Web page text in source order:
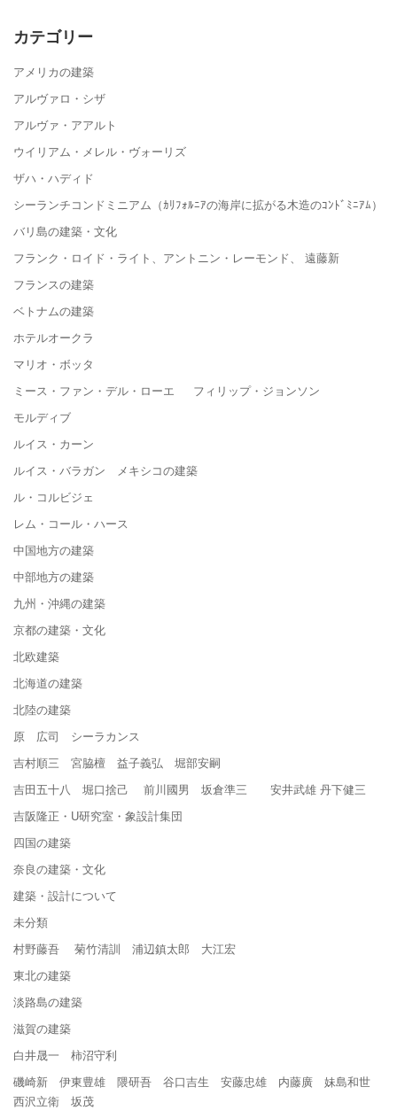
カテゴリー
アメリカの建築
アルヴァロ・シザ
アルヴァ・アアルト
ウイリアム・メレル・ヴォーリズ
ザハ・ハディド
シーランチコンドミニアム（ｶﾘﾌｫﾙﾆｱの海岸に拡がる木造のｺﾝﾄﾞﾐﾆｱﾑ）
バリ島の建築・文化
フランク・ロイド・ライト、アントニン・レーモンド、 遠藤新
フランスの建築
ベトナムの建築
ホテルオークラ
マリオ・ボッタ
ミース・ファン・デル・ローエ フィリップ・ジョンソン
モルディブ
ルイス・カーン
ルイス・バラガン メキシコの建築
ル・コルビジェ
レム・コール・ハース
中国地方の建築
中部地方の建築
九州・沖縄の建築
京都の建築・文化
北欧建築
北海道の建築
北陸の建築
原 広司 シーラカンス
吉村順三 宮脇檀 益子義弘 堀部安嗣
吉田五十八 堀口捨己 前川國男 坂倉準三 安井武雄 丹下健三
吉阪隆正・U研究室・象設計集団
四国の建築
奈良の建築・文化
建築・設計について
未分類
村野藤吾 菊竹清訓 浦辺鎮太郎 大江宏
東北の建築
淡路島の建築
滋賀の建築
白井晟一 柿沼守利
磯崎新 伊東豊雄 隈研吾 谷口吉生 安藤忠雄 内藤廣 妹島和世
西沢立衛 坂茂